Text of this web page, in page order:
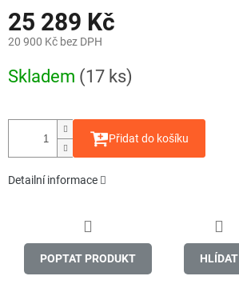
25 289 Kč
20 900 Kč bez DPH
cena:
Skladem (17 ks)
Přidat do košíku
Detailní informace
POPTAT PRODUKT HLÍDAT